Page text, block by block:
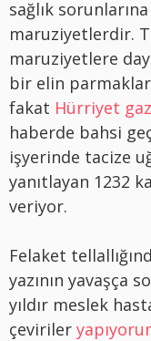
sağlık
maruziyetlerdir.
maruziyetlere
bir elin
fakat Hürriyet
haberde bahsi
işyerinde tacize
yanıtlayan 1232
veriyor.
Felaket
yazının yavaşça
yıldır meslek
çeviriler